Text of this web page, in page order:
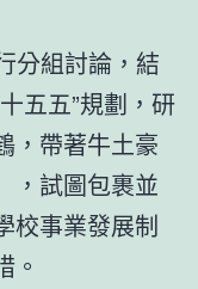
分組討論，結
五五”規劃，研
，帶著牛土豪
，試圖包裹並
校事業發展制
。